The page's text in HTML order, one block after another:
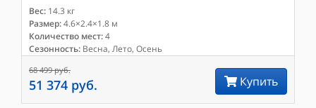
Вес: 14.3 кг
Размер:4.6×2.4×1.8 м
Количество мест:4
Сезонность: Весна, Лето, Осень
68 499 руб.
51 374 руб. Купить